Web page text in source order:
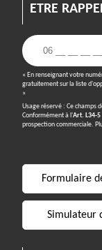
ETRE
« En renseignant votre
gratuitement sur la liste
»
Usage réservé : Ce champs
Conformément à l'Art. L34-5
prospection commerciale.
Formulaire
Simulateur